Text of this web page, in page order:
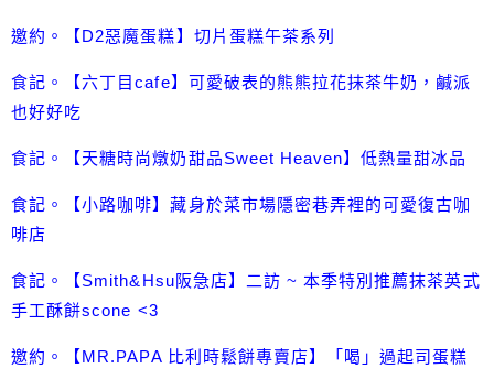
邀約。【D2惡魔蛋糕】切片蛋糕午茶系列
食記。【六丁目cafe】可愛破表的熊熊拉花抹茶牛奶，鹹派
也好好吃
食記。【天糖時尚燉奶甜品Sweet Heaven】低熱量甜冰品
食記。【小路咖啡】藏身於菜市場隱密巷弄裡的可愛復古咖
啡店
食記。【Smith&Hsu阪急店】二訪 ~ 本季特別推薦抹茶英式
手工酥餅scone <3
邀約。【MR.PAPA 比利時鬆餅專賣店】「喝」過起司蛋糕